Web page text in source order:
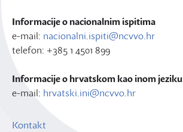
Informacije o nacionalnim ispitima
e-mail: nacionalni.ispiti@ncvvo.hr
telefon: +385 1 4501 899
Informacije o hrvatskom kao inom jeziku
e-mail: hrvatski.ini@ncvvo.hr
Kontakt